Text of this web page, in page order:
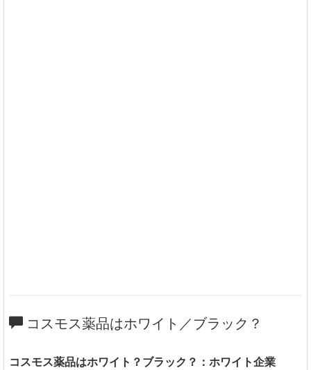
コスモス薬品はホワイト／ブラック？
コスモス薬品はホワイト？ブラック？：ホワイト企業